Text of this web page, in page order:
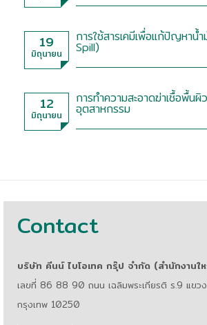
19
มิถุนายน
การใช้สารเคมีเพื่อแก้ปัญหาน้
Spill)
12
มิถุนายน
การทำความสะอาดฆ่าเชื้อพื้นผิ
อุตสาหกรรม
Contact
บริษัท คีนน์ ไบโอเทค กรุ๊ป จำกัด (สำนักงานใ
เลขที่ 86 88 90 ถนน เฉลิมพระเกียรติ ร.9 แขวง
กรุงเทพ 10250